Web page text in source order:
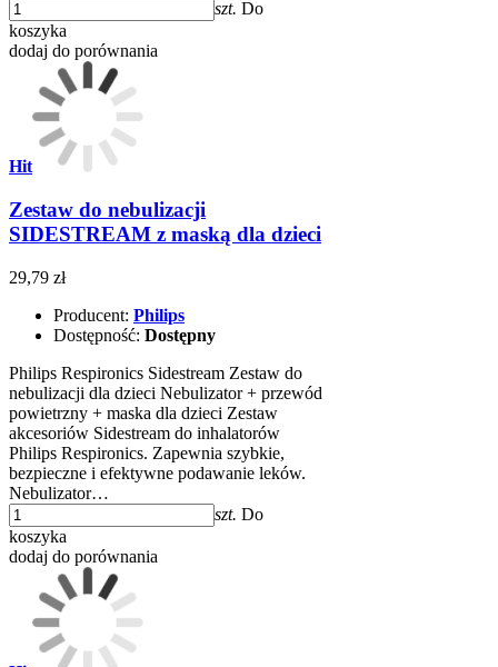
szt. Do
koszyka
dodaj do porównania
Hit
Zestaw do nebulizacji
SIDESTREAM z maską dla dzieci
29,79 zł
Producent: Philips
Dostępność: Dostępny
Philips Respironics Sidestream Zestaw do
nebulizacji dla dzieci Nebulizator + przewód
powietrzny + maska dla dzieci Zestaw
akcesoriów Sidestream do inhalatorów
Philips Respironics. Zapewnia szybkie,
bezpieczne i efektywne podawanie leków.
Nebulizator…
szt. Do
koszyka
dodaj do porównania